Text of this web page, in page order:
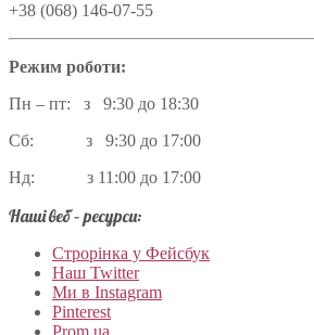
+38 (068) 146-07-55
Режим роботи:
Пн – пт: з 9:30 до 18:30
Сб: з 9:30 до 17:00
Нд: з 11:00 до 17:00
Наші веб – ресурси:
Строрінка у Фейсбук
Наш Twitter
Ми в Instagram
Pinterest